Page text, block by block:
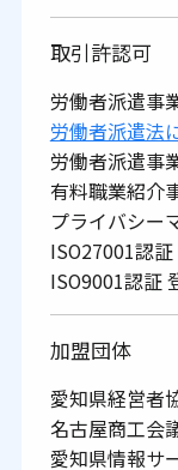
取引許認可
労働者派遣事
労働者派遣法
労働者派遣事
有料職業紹介
プライバシー
ISO27001認
ISO9001認証
加盟団体
愛知県経営者
名古屋商工会
愛知県情報サ